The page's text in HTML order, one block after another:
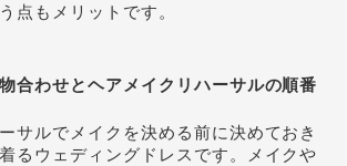
点もメリットです。
合わせとヘアメイクリハーサルの順番
サルでメイクを決める前に決めておき
るウェディングドレスです。メイクや